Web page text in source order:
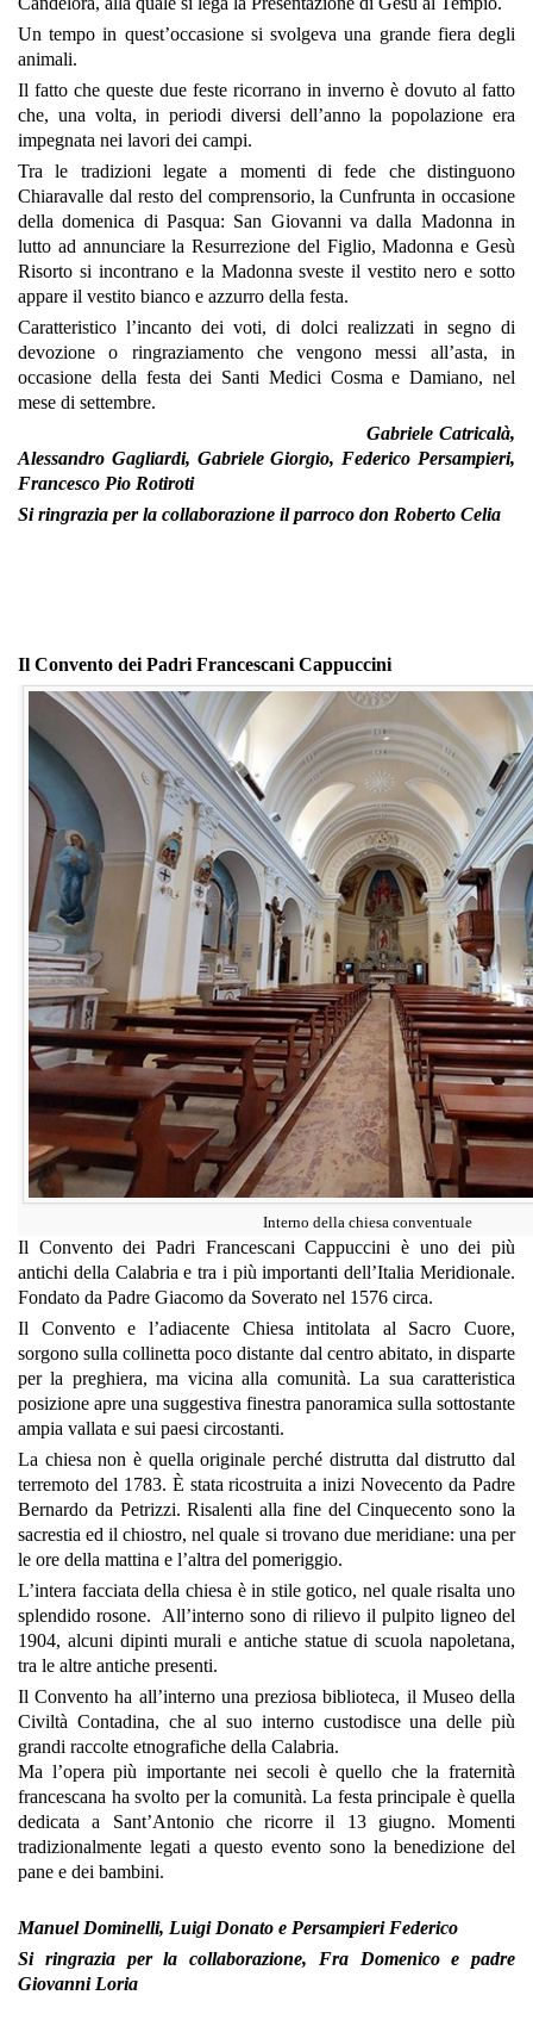
Un tempo in quest’occasione si svolgeva una grande fiera degli
animali.
Il fatto che queste due feste ricorrano in inverno è dovuto al fatto
che, una volta, in periodi diversi dell’anno la popolazione era
impegnata nei lavori dei campi.
Tra le tradizioni legate a momenti di fede che distinguono
Chiaravalle dal resto del comprensorio, la Cunfrunta in occasione
della domenica di Pasqua: San Giovanni va dalla Madonna in
lutto ad annunciare la Resurrezione del Figlio, Madonna e Gesù
Risorto si incontrano e la Madonna sveste il vestito nero e sotto
appare il vestito bianco e azzurro della festa.
Caratteristico l’incanto dei voti, di dolci realizzati in segno di
devozione o ringraziamento che vengono messi all’asta, in
occasione della festa dei Santi Medici Cosma e Damiano, nel
mese di settembre.
Gabriele Catricalà,
Alessandro Gagliardi, Gabriele Giorgio, Federico Persampieri,
Francesco Pio Rotiroti
Si ringrazia per la collaborazione il parroco don Roberto Celia
Il Convento dei Padri Francescani Cappuccini
Interno della chiesa conventuale
Il Convento dei Padri Francescani Cappuccini è uno dei più
antichi della Calabria e tra i più importanti dell’Italia Meridionale.
Fondato da Padre Giacomo da Soverato nel 1576 circa.
Il Convento e l’adiacente Chiesa intitolata al Sacro Cuore,
sorgono sulla collinetta poco distante dal centro abitato, in disparte
per la preghiera, ma vicina alla comunità. La sua caratteristica
posizione apre una suggestiva finestra panoramica sulla sottostante
ampia vallata e sui paesi circostanti.
La chiesa non è quella originale perché distrutta dal distrutto dal
terremoto del 1783. È stata ricostruita a inizi Novecento da Padre
Bernardo da Petrizzi. Risalenti alla fine del Cinquecento sono la
sacrestia ed il chiostro, nel quale si trovano due meridiane: una per
le ore della mattina e l’altra del pomeriggio.
L’intera facciata della chiesa è in stile gotico, nel quale risalta uno
splendido rosone. All’interno sono di rilievo il pulpito ligneo del
1904, alcuni dipinti murali e antiche statue di scuola napoletana,
tra le altre antiche presenti.
Il Convento ha all’interno una preziosa biblioteca, il Museo della
Civiltà Contadina, che al suo interno custodisce una delle più
grandi raccolte etnografiche della Calabria.
Ma l’opera più importante nei secoli è quello che la fraternità
francescana ha svolto per la comunità. La festa principale è quella
dedicata a Sant’Antonio che ricorre il 13 giugno. Momenti
tradizionalmente legati a questo evento sono la benedizione del
pane e dei bambini.
Manuel Dominelli, Luigi Donato e Persampieri Federico
Si ringrazia per la collaborazione, Fra Domenico e padre
Giovanni Loria